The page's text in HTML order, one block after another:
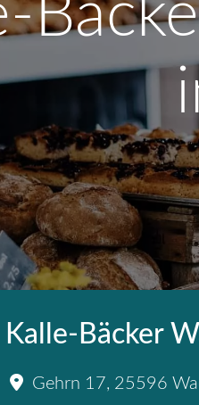
Kalle-Bäcker
Gehrn 17, 25596